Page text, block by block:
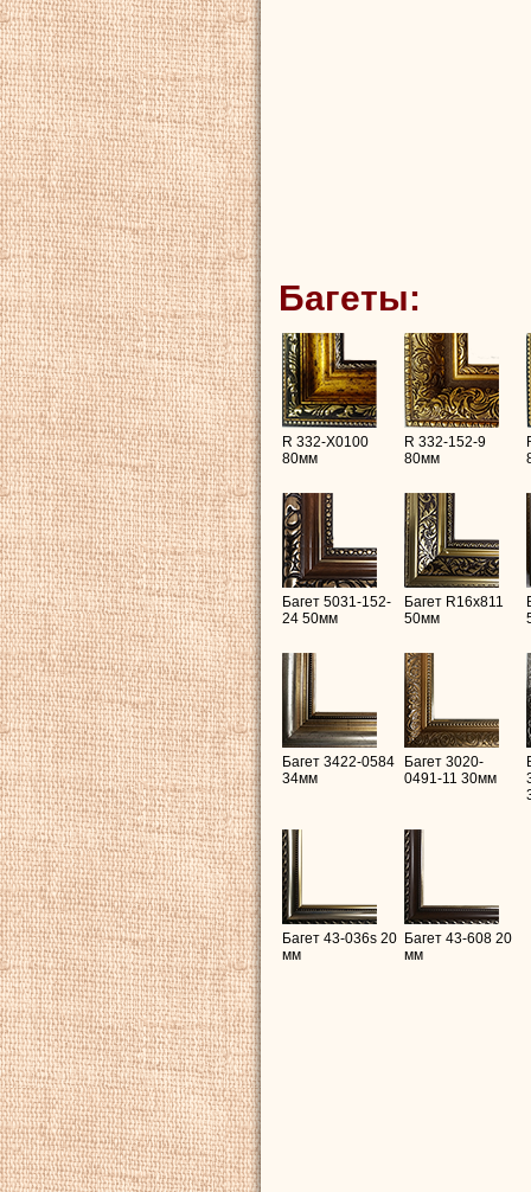
Багеты:
R 332-X0100
80мм
R 332-152-9
80мм
Багет 5031-152-
24 50мм
Багет R16х811
50мм
Багет 3422-0584
34мм
Багет 3020-
0491-11 30мм
Багет 43-036s 20
мм
Багет 43-608 20
мм